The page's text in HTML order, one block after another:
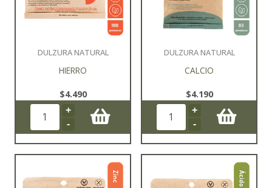
DULZURA NATURAL
HIERRO
$4.490
+
-
DULZURA NATURAL
CALCIO
$4.190
+
-